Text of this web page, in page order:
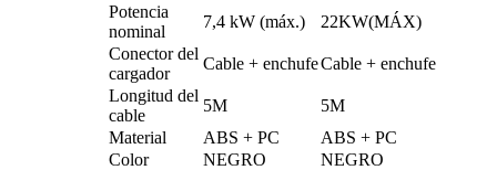
Potencia
nominal
7,4 kW (máx.) 22KW(MÁX)
Conector del
cargador
Cable + enchufeCable + enchufe
Longitud del
cable
5M
5M
Material
ABS + PC
ABS + PC
Color
NEGRO
NEGRO